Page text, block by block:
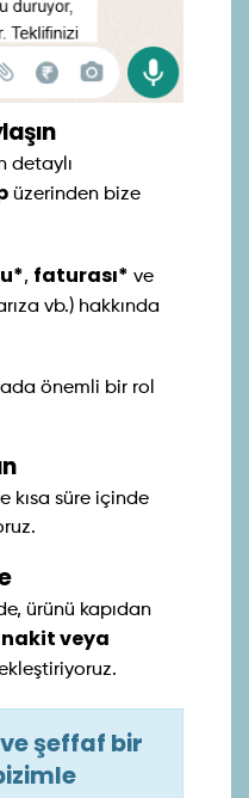
detaylı
üzerinden bize
, faturası* ve
vb.) hakkında
önemli bir rol
kısa süre içinde
ürünü kapıdan
nakit veya
ve şeffaf bir